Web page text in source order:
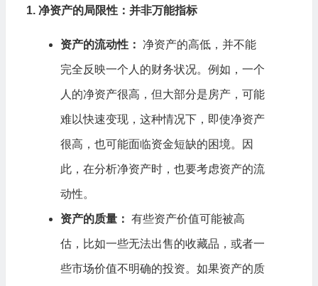
1. 净资产的局限性：并非万能指标
资产的流动性： 净资产的高低，并不能
完全反映一个人的财务状况。例如，一个
人的净资产很高，但大部分是房产，可能
难以快速变现，这种情况下，即使净资产
很高，也可能面临资金短缺的困境。因
此，在分析净资产时，也要考虑资产的流
动性。
资产的质量： 有些资产价值可能被高
估，比如一些无法出售的收藏品，或者一
些市场价值不明确的投资。如果资产的质